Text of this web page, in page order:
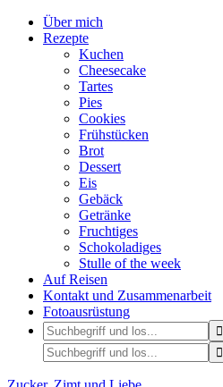
Über mich
Rezepte
Kuchen
Cheesecake
Tartes
Pies
Cookies
Frühstücken
Brot
Dessert
Eis
Gebäck
Getränke
Fruchtiges
Schokoladiges
Stulle of the week
Auf Reisen
Kontakt und Zusammenarbeit
Fotoausrüstung